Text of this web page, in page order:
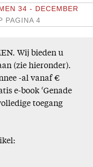
34 - DECEMBER
PAGINA 4
Wij bieden u
(zie hieronder).
-al vanaf €
e-book ‘Genade
toegang